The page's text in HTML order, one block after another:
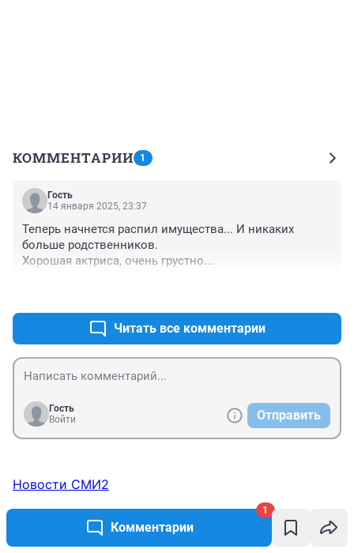
Комментарии
1
КОММЕНТАРИИ 1
Гость
14 января 2025, 23:37
Теперь начнется распил имущества... И никаких
больше родственников.
Хорошая актриса, очень грустно.
Читать все комментарии
Гость
Войти
Отправить
Новости СМИ2
ТОП 5